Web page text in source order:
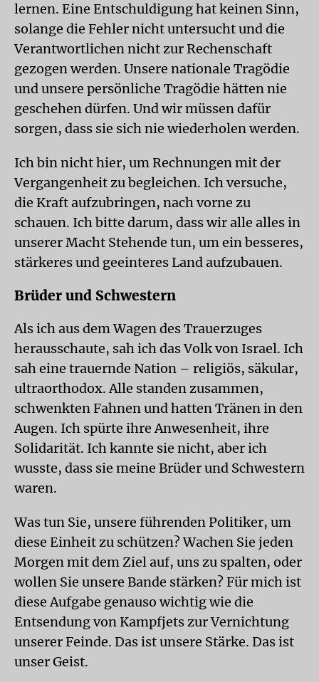
lernen. Eine Entschuldigung hat keinen Sinn,
solange die Fehler nicht untersucht und die
Verantwortlichen nicht zur Rechenschaft
gezogen werden. Unsere nationale Tragödie
und unsere persönliche Tragödie hätten nie
geschehen dürfen. Und wir müssen dafür
sorgen, dass sie sich nie wiederholen werden.
Ich bin nicht hier, um Rechnungen mit der
Vergangenheit zu begleichen. Ich versuche,
die Kraft aufzubringen, nach vorne zu
schauen. Ich bitte darum, dass wir alle alles in
unserer Macht Stehende tun, um ein besseres,
stärkeres und geeinteres Land aufzubauen.
Brüder und Schwestern
Als ich aus dem Wagen des Trauerzuges
herausschaute, sah ich das Volk von Israel. Ich
sah eine trauernde Nation – religiös, säkular,
ultraorthodox. Alle standen zusammen,
schwenkten Fahnen und hatten Tränen in den
Augen. Ich spürte ihre Anwesenheit, ihre
Solidarität. Ich kannte sie nicht, aber ich
wusste, dass sie meine Brüder und Schwestern
waren.
Was tun Sie, unsere führenden Politiker, um
diese Einheit zu schützen? Wachen Sie jeden
Morgen mit dem Ziel auf, uns zu spalten, oder
wollen Sie unsere Bande stärken? Für mich ist
diese Aufgabe genauso wichtig wie die
Entsendung von Kampfjets zur Vernichtung
unserer Feinde. Das ist unsere Stärke. Das ist
unser Geist.